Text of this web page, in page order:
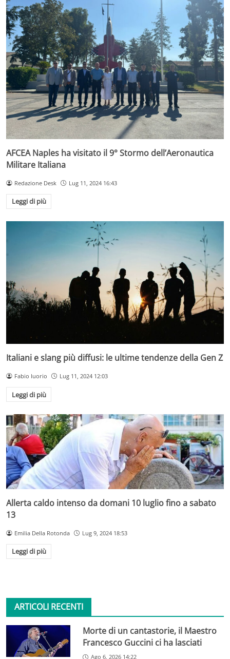
AFCEA Naples ha visitato il 9° Stormo dell’Aeronautica
Militare Italiana
Redazione Desk Lug 11, 2024 16:43
Leggi di più
Italiani e slang più diffusi: le ultime tendenze della Gen Z
Fabio Iuorio Lug 11, 2024 12:03
Leggi di più
Allerta caldo intenso da domani 10 luglio fino a sabato
13
Emilia Della Rotonda Lug 9, 2024 18:53
Leggi di più
ARTICOLI RECENTI
Morte di un cantastorie, il Maestro
Francesco Guccini ci ha lasciati
Ago 6, 2026 14:22